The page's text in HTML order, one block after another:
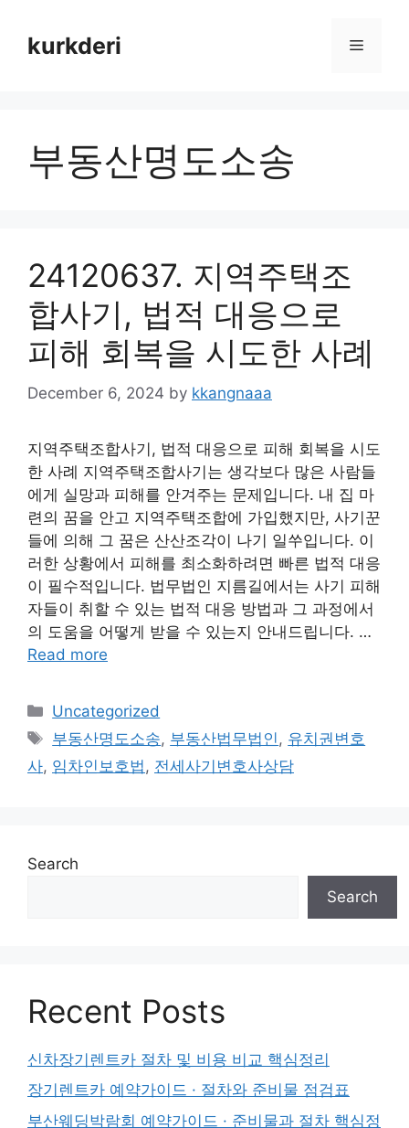
contentkurkderi Menu
부동산명도소송
24120637. 지역주택조
합사기, 법적 대응으로
피해 회복을 시도한 사례
December 6, 2024 by kkangnaaa
지역주택조합사기, 법적 대응으로 피해 회복을 시도
한 사례 지역주택조합사기는 생각보다 많은 사람들
에게 실망과 피해를 안겨주는 문제입니다. 내 집 마
련의 꿈을 안고 지역주택조합에 가입했지만, 사기꾼
들에 의해 그 꿈은 산산조각이 나기 일쑤입니다. 이
러한 상황에서 피해를 최소화하려면 빠른 법적 대응
이 필수적입니다. 법무법인 지름길에서는 사기 피해
자들이 취할 수 있는 법적 대응 방법과 그 과정에서
의 도움을 어떻게 받을 수 있는지 안내드립니다. …
Read more
Categories
Uncategorized
Tags
부동산명도소송, 부동산법무법인 , 유치권변호
사, 임차인보호법 , 전세사기변호사상담
Search
Search
Recent Posts
신차장기렌트카 절차 및 비용 비교 핵심정리
장기렌트카 예약가이드 · 절차와 준비물 점검표
부산웨딩박람회 예약가이드 · 준비물과 절차 핵심정